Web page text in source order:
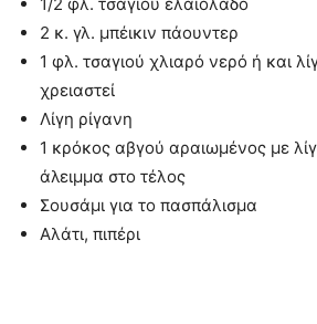
1/2 φλ. τσαγιού ελαιόλαδο
2 κ. γλ. μπέικιν πάουντερ
1 φλ. τσαγιού χλιαρό νερό ή και
χρειαστεί
Λίγη ρίγανη
1 κρόκος αβγού αραιωμένος με
άλειμμα στο τέλος
Σουσάμι για το πασπάλισμα
Αλάτι, πιπέρι